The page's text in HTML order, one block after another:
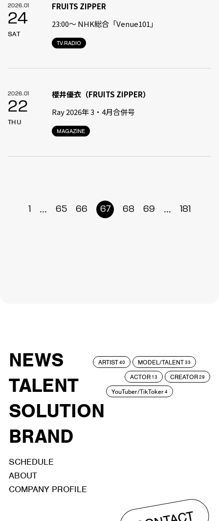
2026.01
24
SAT
TV.RADIO
FRUITS ZIPPER
23:00〜 NHK総合「Venue101」
2026.01
22
THU
MAGAZINE
櫻井優衣（FRUITS ZIPPER）
Ray 2026年 3・4月合併号
1 ... 65 66 67 68 69 ... 181
NEWS
TALENT
SOLUTION
BRAND
ARTIST40 MODEL/TALENT33
ACTOR 13 CREATOR29
YouTuber/TikToker4
SCHEDULE
ABOUT
COMPANY PROFILE